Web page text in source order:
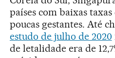
países com baixas
poucas gestantes. Até
estudo de julho de 2020
de letalidade era de